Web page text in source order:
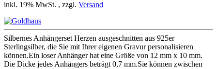
inkl. 19% MwSt. , zzgl. Versand
Silbernes Anhängerset Herzen ausgeschnitten aus 925er
Sterlingsilber, die Sie mit Ihrer eigenen Gravur personalisieren
können.Ein loser Anhänger hat eine Größe von 12 mm x 10 mm.
Die Dicke jedes Anhängers beträgt 0,7 mm.Sie können zwischen